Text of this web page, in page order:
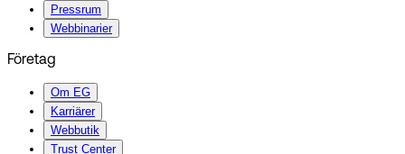
Pressrum
Webbinarier
Företag
Om EG
Karriärer
Webbutik
Trust Center